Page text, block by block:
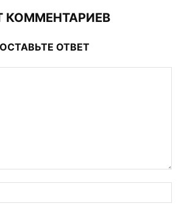
КОММЕНТАРИЕВ
ОСТАВЬТЕ ОТВЕТ